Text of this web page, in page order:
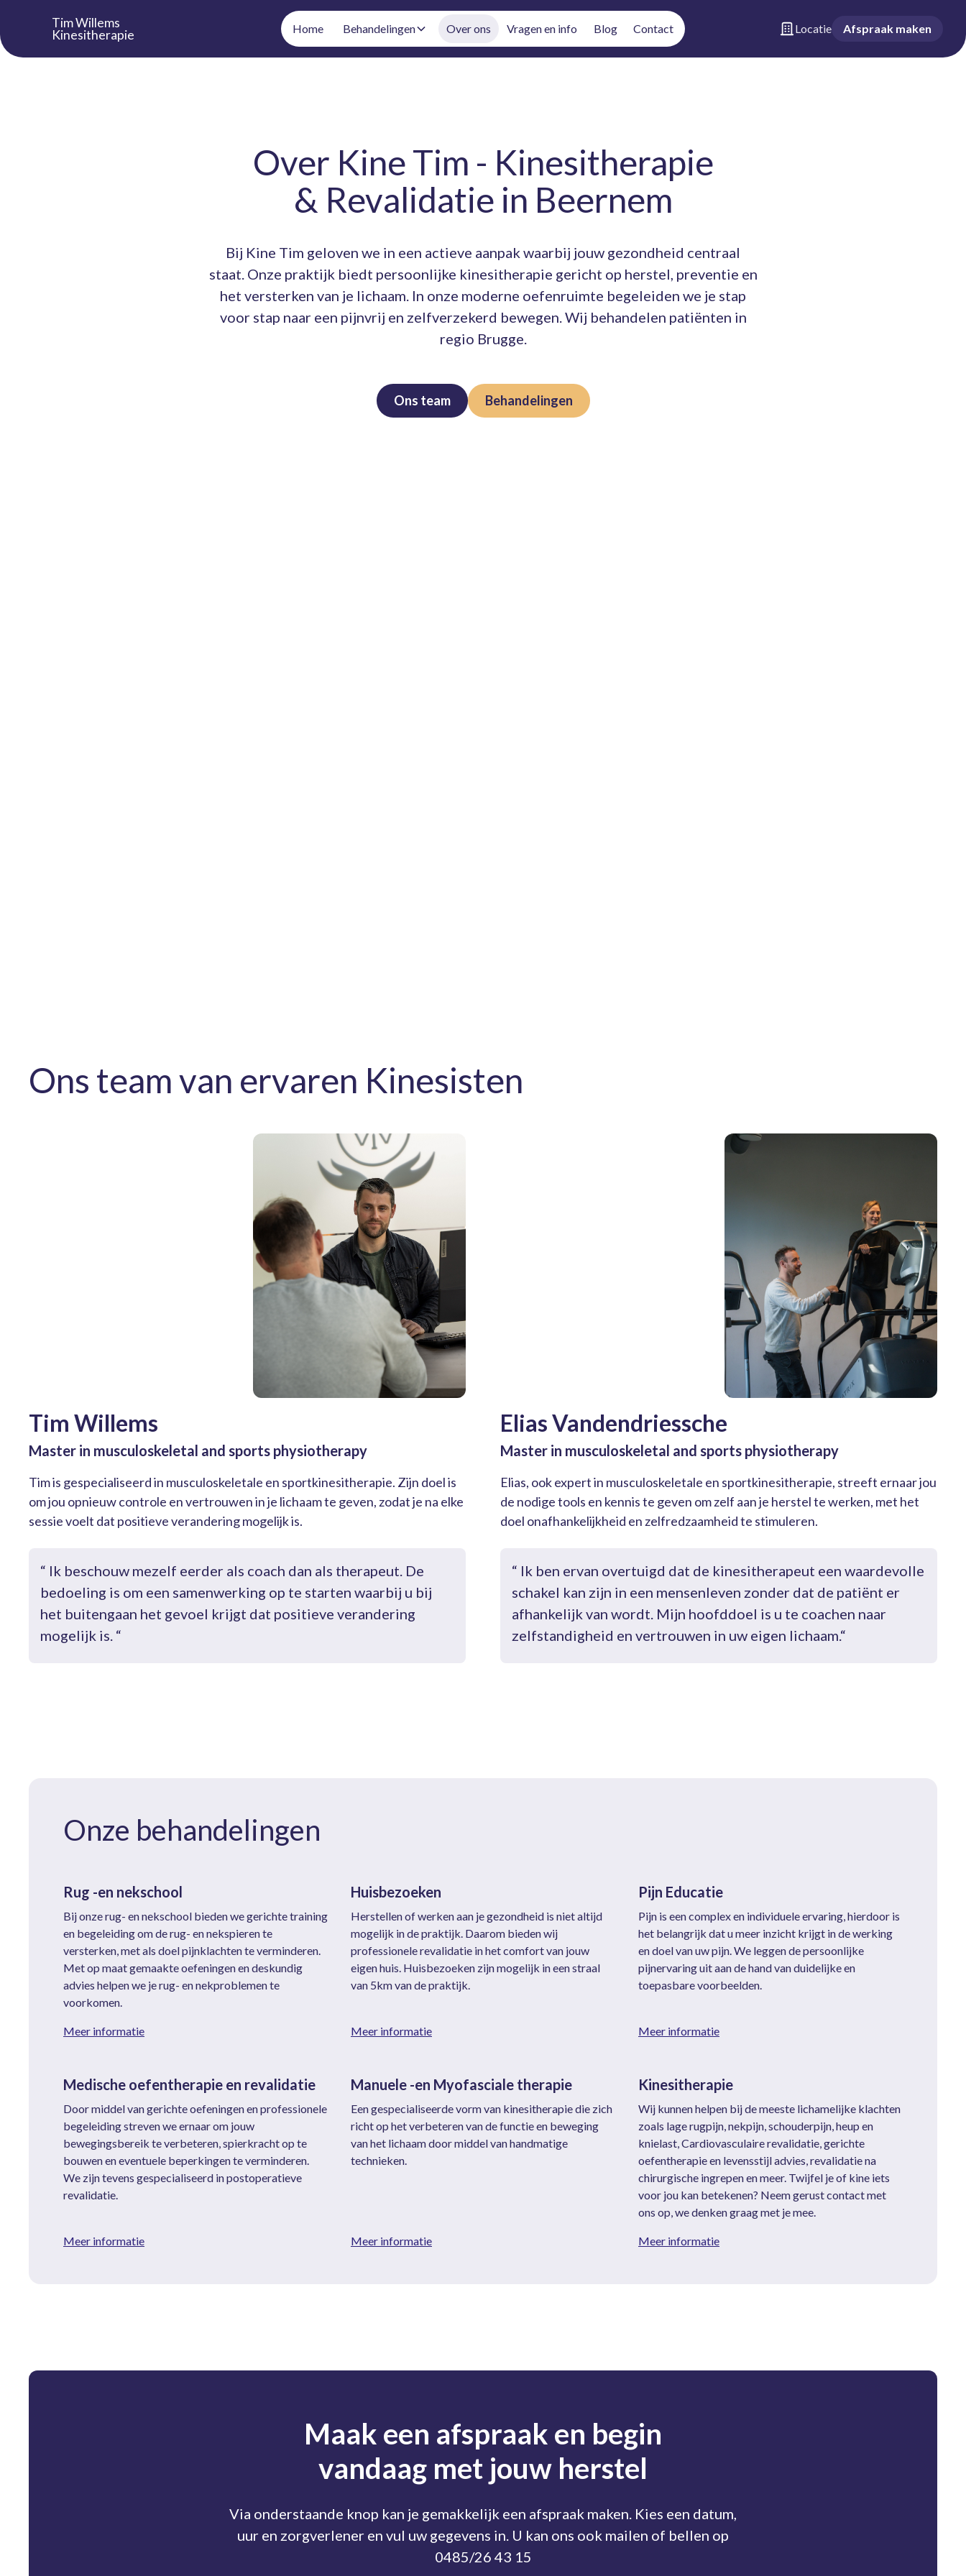
Tim Willems
Kinesitherapie
Home Behandelingen Over ons Vragen en info Blog Contact Locatie Afspraak maken
Over Kine Tim - Kinesitherapie
& Revalidatie in Beernem
Bij Kine Tim geloven we in een actieve aanpak waarbij jouw gezondheid centraal
staat. Onze praktijk biedt persoonlijke kinesitherapie gericht op herstel, preventie en
het versterken van je lichaam. In onze moderne oefenruimte begeleiden we je stap
voor stap naar een pijnvrij en zelfverzekerd bewegen. Wij behandelen patiënten in
regio Brugge.
Ons team Behandelingen
Ons team van ervaren Kinesisten
Tim Willems
Master in musculoskeletal and sports physiotherapy
Tim is gespecialiseerd in musculoskeletale en sportkinesitherapie. Zijn doel is
om jou opnieuw controle en vertrouwen in je lichaam te geven, zodat je na elke
sessie voelt dat positieve verandering mogelijk is.
“ Ik beschouw mezelf eerder als coach dan als therapeut. De
bedoeling is om een samenwerking op te starten waarbij u bij
het buitengaan het gevoel krijgt dat positieve verandering
mogelijk is. “
Elias Vandendriessche
Master in musculoskeletal and sports physiotherapy
Elias, ook expert in musculoskeletale en sportkinesitherapie, streeft ernaar jou
de nodige tools en kennis te geven om zelf aan je herstel te werken, met het
doel onafhankelijkheid en zelfredzaamheid te stimuleren.
“ Ik ben ervan overtuigd dat de kinesitherapeut een waardevolle
schakel kan zijn in een mensenleven zonder dat de patiënt er
afhankelijk van wordt. Mijn hoofddoel is u te coachen naar
zelfstandigheid en vertrouwen in uw eigen lichaam.“
Onze behandelingen
Rug -en nekschool
Bij onze rug- en nekschool bieden we gerichte training
en begeleiding om de rug- en nekspieren te
versterken, met als doel pijnklachten te verminderen.
Met op maat gemaakte oefeningen en deskundig
advies helpen we je rug- en nekproblemen te
voorkomen.
Meer informatie
Huisbezoeken
Herstellen of werken aan je gezondheid is niet altijd
mogelijk in de praktijk. Daarom bieden wij
professionele revalidatie in het comfort van jouw
eigen huis. Huisbezoeken zijn mogelijk in een straal
van 5km van de praktijk.
Meer informatie
Pijn Educatie
Pijn is een complex en individuele ervaring, hierdoor is
het belangrijk dat u meer inzicht krijgt in de werking
en doel van uw pijn. We leggen de persoonlijke
pijnervaring uit aan de hand van duidelijke en
toepasbare voorbeelden.
Meer informatie
Medische oefentherapie en revalidatie
Door middel van gerichte oefeningen en professionele
begeleiding streven we ernaar om jouw
bewegingsbereik te verbeteren, spierkracht op te
bouwen en eventuele beperkingen te verminderen.
We zijn tevens gespecialiseerd in postoperatieve
revalidatie.
Meer informatie
Manuele -en Myofasciale therapie
Een gespecialiseerde vorm van kinesitherapie die zich
richt op het verbeteren van de functie en beweging
van het lichaam door middel van handmatige
technieken.
Meer informatie
Kinesitherapie
Wij kunnen helpen bij de meeste lichamelijke klachten
zoals lage rugpijn, nekpijn, schouderpijn, heup en
knielast, Cardiovasculaire revalidatie, gerichte
oefentherapie en levensstijl advies, revalidatie na
chirurgische ingrepen en meer. Twijfel je of kine iets
voor jou kan betekenen? Neem gerust contact met
ons op, we denken graag met je mee.
Meer informatie
Maak een afspraak en begin
vandaag met jouw herstel
Via onderstaande knop kan je gemakkelijk een afspraak maken. Kies een datum,
uur en zorgverlener en vul uw gegevens in. U kan ons ook mailen of bellen op
0485/26 43 15